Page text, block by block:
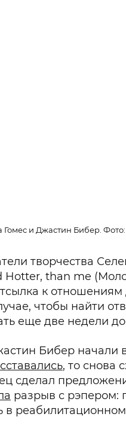
Гомес и Джастин Бибер.
творчества
Hotter, than me
к
чтобы найти
еще две недели
Бибер начали
, то снова
сделал
разрыв с рэпером:
в